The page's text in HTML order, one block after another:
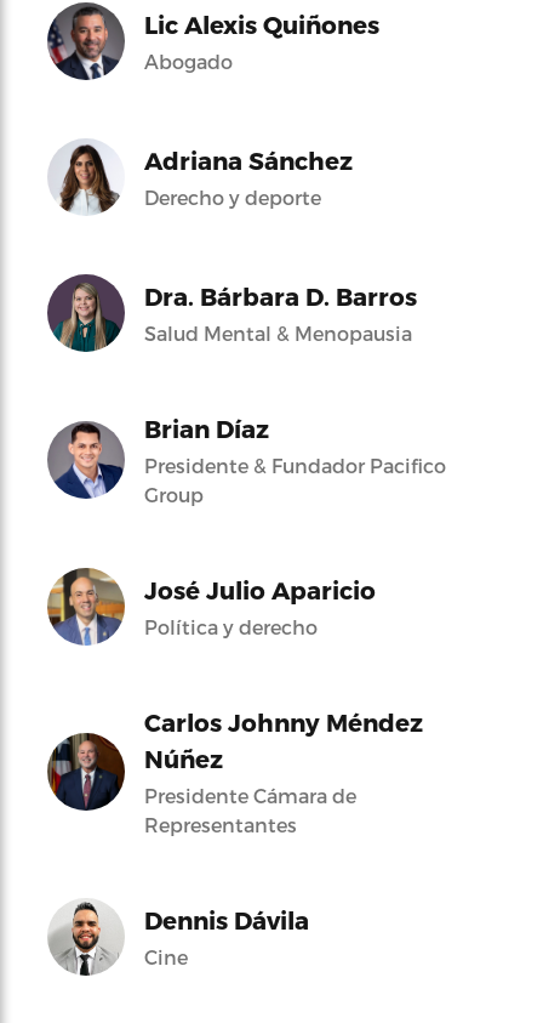
Lic Alexis Quiñones
Abogado
Adriana Sánchez
Derecho y deporte
Dra. Bárbara D. Barros
Salud Mental & Menopausia
Brian Díaz
Presidente & Fundador Pacifico
Group
José Julio Aparicio
Política y derecho
Carlos Johnny Méndez
Núñez
Presidente Cámara de
Representantes
Dennis Dávila
Cine